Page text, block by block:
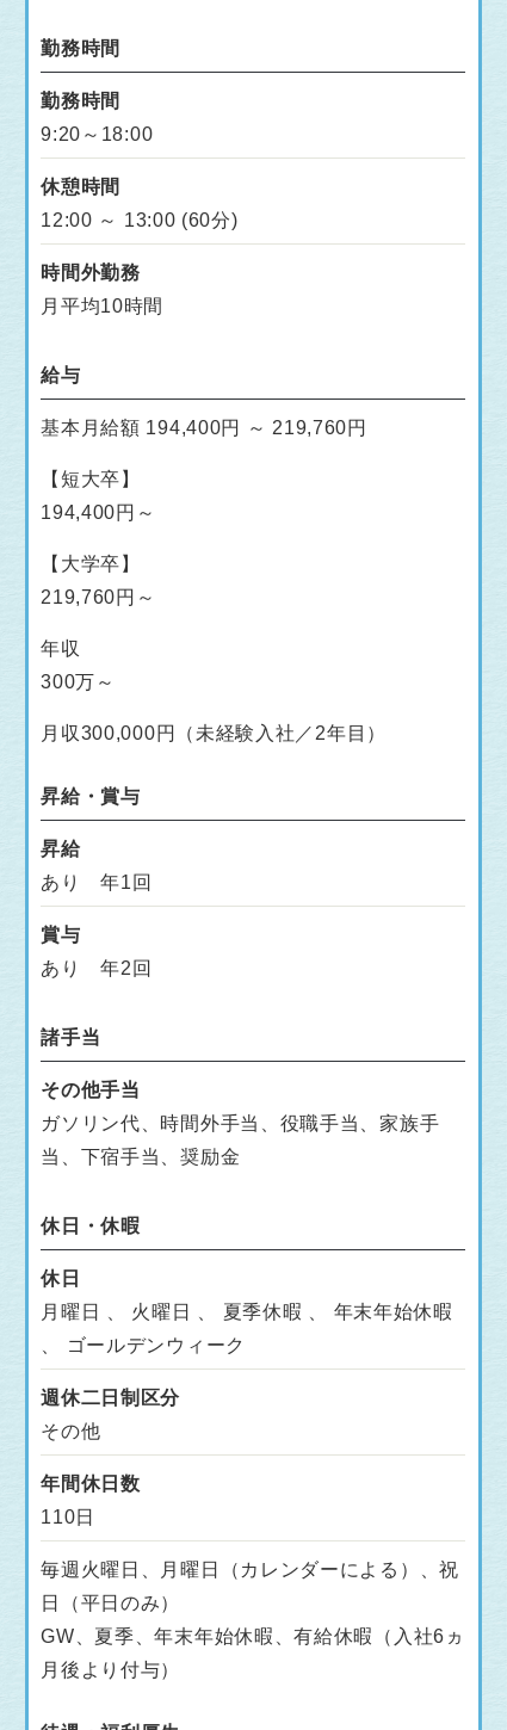
勤務時間
勤務時間
9:20～18:00
休憩時間
12:00 ～ 13:00 (60分)
時間外勤務
月平均10時間
給与
基本月給額 194,400円 ～ 219,760円
【短大卒】
194,400円～
【大学卒】
219,760円～
年収
300万～
月収300,000円（未経験入社／2年目）
昇給・賞与
昇給
あり 年1回
賞与
あり 年2回
諸手当
その他手当
ガソリン代、時間外手当、役職手当、家族手
当、下宿手当、奨励金
休日・休暇
休日
月曜日 、 火曜日 、 夏季休暇 、 年末年始休暇
、 ゴールデンウィーク
週休二日制区分
その他
年間休日数
110日
毎週火曜日、月曜日（カレンダーによる）、祝
日（平日のみ）
GW、夏季、年末年始休暇、有給休暇（入社6ヵ
月後より付与）